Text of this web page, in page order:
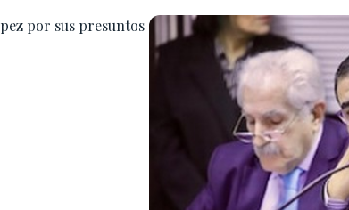
por sus presuntos